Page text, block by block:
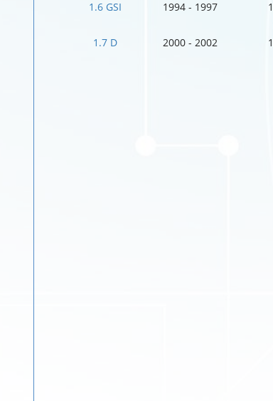
1.6 GSI 1994 - 1997
1.7 D 2000 - 2002